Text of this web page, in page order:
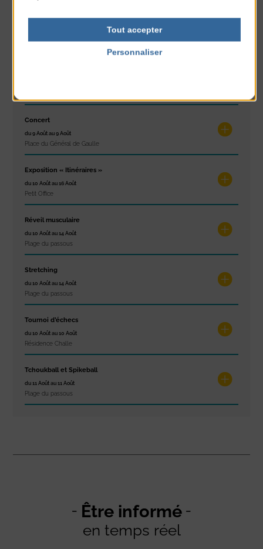
Concours de châteaux de sable
Plage du passous
Concert
du 9 Août au 9 Août
Place du Général de Gaulle
Exposition « Itinéraires »
du 10 Août au 16 Août
Petit Office
Réveil musculaire
du 10 Août au 14 Août
Plage du passous
Stretching
du 10 Août au 14 Août
Plage du passous
Tournoi d’échecs
du 10 Août au 10 Août
Résidence Challe
Tchoukball et Spikeball
du 11 Août au 11 Août
Plage du passous
Être informé
en temps réel
Tout accepter
Personnaliser